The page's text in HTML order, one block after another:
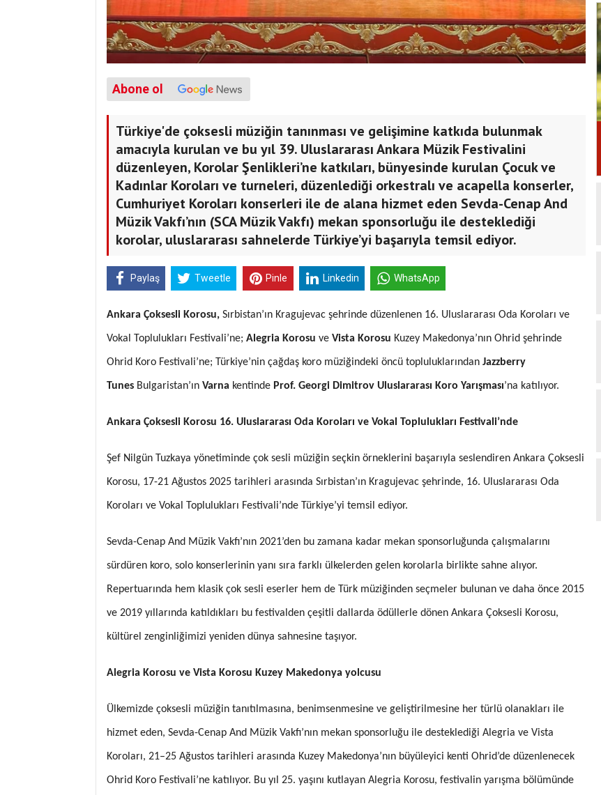
Abone ol
Türkiye'de çoksesli müziğin tanınması ve gelişimine katkıda bulunmak
amacıyla kurulan ve bu yıl 39. Uluslararası Ankara Müzik Festivalini
düzenleyen, Korolar Şenlikleri’ne katkıları, bünyesinde kurulan Çocuk ve
Kadınlar Koroları ve turneleri, düzenlediği orkestralı ve acapella konserler,
Cumhuriyet Koroları konserleri ile de alana hizmet eden Sevda-Cenap And
Müzik Vakfı’nın (SCA Müzik Vakfı) mekan sponsorluğu ile desteklediği
korolar, uluslararası sahnelerde Türkiye’yi başarıyla temsil ediyor.
Paylaş Tweetle Pinle Linkedin WhatsApp
Ankara Çoksesli Korosu, Sırbistan’ın Kragujevac şehrinde düzenlenen 16. Uluslararası Oda Koroları ve
Vokal Toplulukları Festivali’ne; Alegria Korosu ve Vista Korosu Kuzey Makedonya’nın Ohrid şehrinde
Ohrid Koro Festivali’ne; Türkiye’nin çağdaş koro müziğindeki öncü topluluklarından Jazzberry
Tunes Bulgaristan’ın Varna kentinde Prof. Georgi Dimitrov Uluslararası Koro Yarışması’na katılıyor.
Ankara Çoksesli Korosu 16. Uluslararası Oda Koroları ve Vokal Toplulukları Festivali’nde
Şef Nilgün Tuzkaya yönetiminde çok sesli müziğin seçkin örneklerini başarıyla seslendiren Ankara Çoksesli
Korosu, 17-21 Ağustos 2025 tarihleri arasında Sırbistan’ın Kragujevac şehrinde, 16. Uluslararası Oda
Koroları ve Vokal Toplulukları Festivali’nde Türkiye’yi temsil ediyor.
Sevda-Cenap And Müzik Vakfı’nın 2021’den bu zamana kadar mekan sponsorluğunda çalışmalarını
sürdüren koro, solo konserlerinin yanı sıra farklı ülkelerden gelen korolarla birlikte sahne alıyor.
Repertuarında hem klasik çok sesli eserler hem de Türk müziğinden seçmeler bulunan ve daha önce 2015
ve 2019 yıllarında katıldıkları bu festivalden çeşitli dallarda ödüllerle dönen Ankara Çoksesli Korosu,
kültürel zenginliğimizi yeniden dünya sahnesine taşıyor.
Alegria Korosu ve Vista Korosu Kuzey Makedonya yolcusu
Ülkemizde çoksesli müziğin tanıtılmasına, benimsenmesine ve geliştirilmesine her türlü olanakları ile
hizmet eden, Sevda-Cenap And Müzik Vakfı’nın mekan sponsorluğu ile desteklediği Alegria ve Vista
Koroları, 21–25 Ağustos tarihleri arasında Kuzey Makedonya’nın büyüleyici kenti Ohrid’de düzenlenecek
Ohrid Koro Festivali’ne katılıyor. Bu yıl 25. yaşını kutlayan Alegria Korosu, festivalin yarışma bölümünde